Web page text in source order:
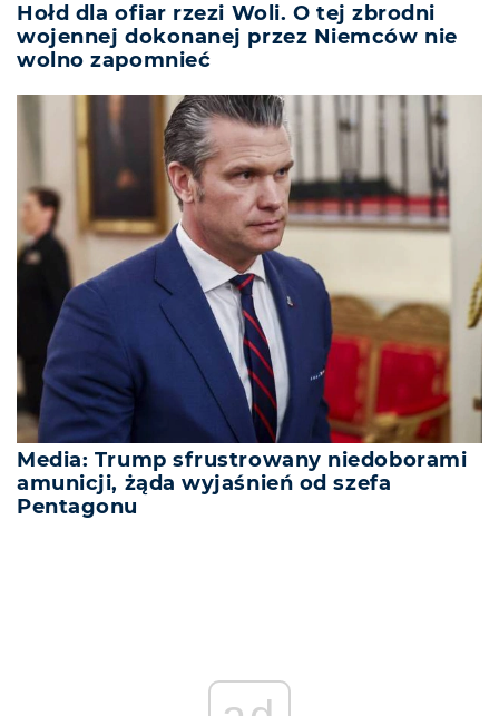
Hołd dla ofiar rzezi Woli. O tej zbrodni
wojennej dokonanej przez Niemców nie
wolno zapomnieć
Media: Trump sfrustrowany niedoborami
amunicji, żąda wyjaśnień od szefa
Pentagonu